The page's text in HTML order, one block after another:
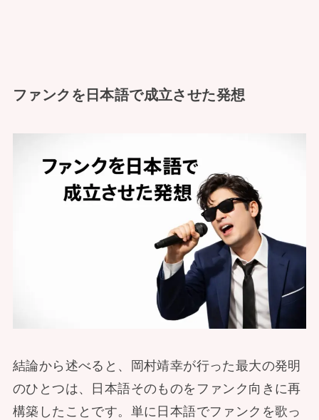
ファンクを日本語で成立させた発想
結論から述べると、岡村靖幸が行った最大の発明
のひとつは、日本語そのものをファンク向きに再
構築したことです。単に日本語でファンクを歌っ